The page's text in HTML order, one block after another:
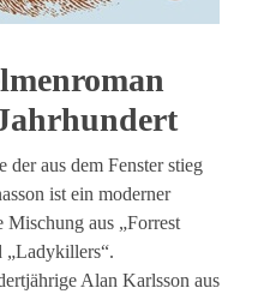
aus dem Fenster stieg
ist ein moderner
Mischung aus „Forrest
„Ladykillers“.
Alan Karlsson aus